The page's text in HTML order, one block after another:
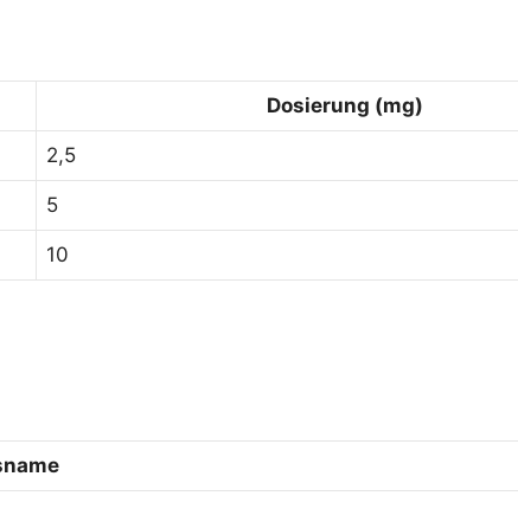
Dosierung (mg)
2,5
5
10